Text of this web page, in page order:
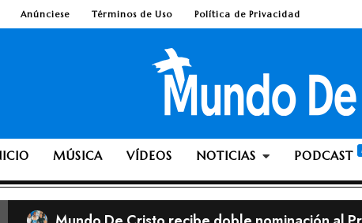
Anúnciese Términos de Uso Política de Privacidad
MÚSICA VÍDEOS NOTICIAS PODCAST